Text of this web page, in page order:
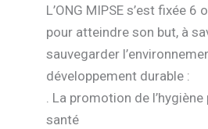
L’ONG MIPSE s’est fixée
pour atteindre son but, à
sauvegarder
développement durable :
. La promotion de
santé